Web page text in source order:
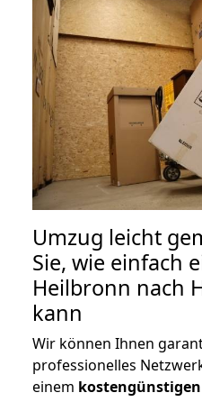
Umzug leicht
Sie, wie einfach
Heilbronn nach
kann
Wir können Ihnen
professionelles
einem kostengünstigen